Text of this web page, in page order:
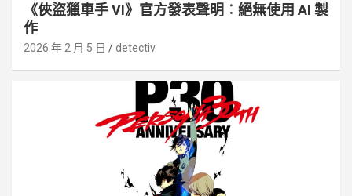
《俠盜獵車手 VI》官方發表聲明︰絕無使用 AI 製
作
2026 年 2 月 5 日 detectiv